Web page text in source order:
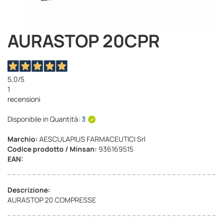
AURASTOP 20CPR
5,0/5
1
recensioni
Disponibile in Quantità: 3
Marchio: AESCULAPIUS FARMACEUTICI Srl
Codice prodotto / Minsan: 936169515
EAN:
Descrizione:
AURASTOP 20 COMPRESSE
Vai
all'inizio
galleria
di
immagini